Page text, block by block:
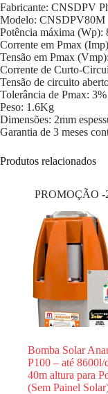
Fabricante: CNSDPV
Modelo: CNSDPV80M
Potência máxima (Wp):
Corrente em Pmax
Tensão em Pmax
Corrente de Curto-
Tensão de circuito
Tolerância de Pmax: 3%
Peso: 1.6Kg
Dimensões: 2mm
Garantia de 3 meses
Produtos relacionados
PROMOÇÃO -
Bomba Solar
P100 – até 8600l/
40m altura para
(Sem Painel